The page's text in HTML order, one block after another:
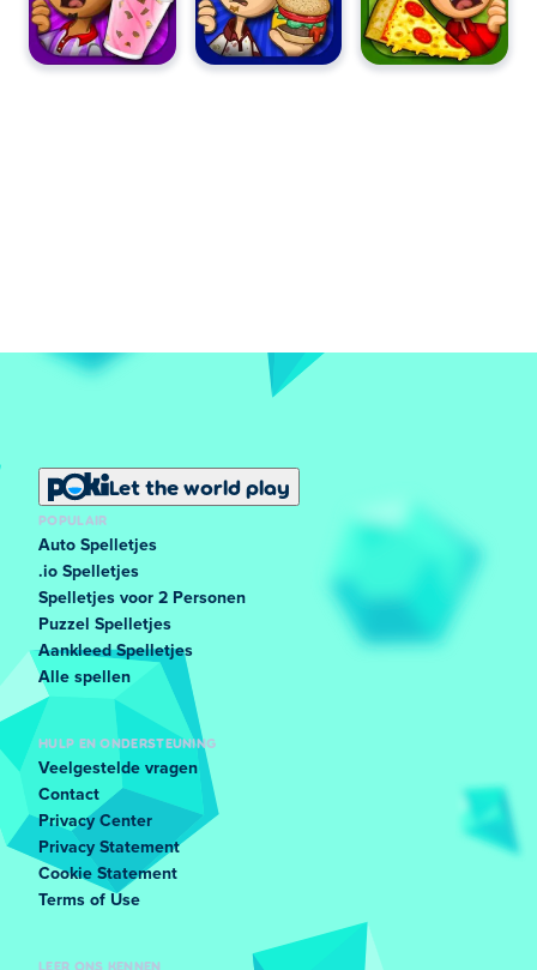
Let the world play
POPULAIR
Auto Spelletjes
.io Spelletjes
Spelletjes voor 2 Personen
Puzzel Spelletjes
Aankleed Spelletjes
Alle spellen
HULP EN ONDERSTEUNING
Veelgestelde vragen
Contact
Privacy Center
Privacy Statement
Cookie Statement
Terms of Use
LEER ONS KENNEN